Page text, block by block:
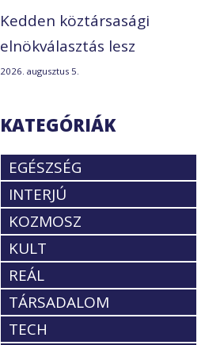
Kedden köztársasági
elnökválasztás lesz
2026. augusztus 5.
KATEGÓRIÁK
EGÉSZSÉG
INTERJÚ
KOZMOSZ
KULT
REÁL
TÁRSADALOM
TECH